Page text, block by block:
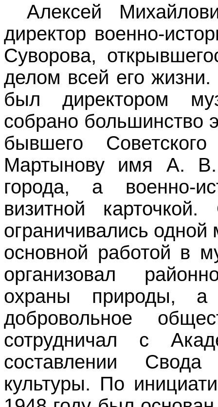
Алексей
директор военно-
Суворова,
делом всей его жизни.
был директором
собрано большинство
бывшего
Мартынову имя А. В.
города, а военно-
визитной
ограничивались
основной работой в
организовал
охраны природы,
добровольное
сотрудничал с
составлении
культуры. По